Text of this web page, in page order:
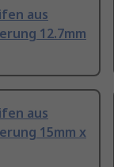
aus
12.7mm
aus
15mm x